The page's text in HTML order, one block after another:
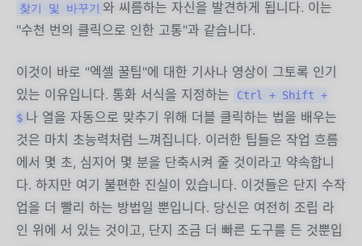
찾기 및 바꾸기 와 씨름하는 자신을 발견하게 됩니다. 이는
"수천 번의 클릭으로 인한 고통"과 같습니다.
이것이 바로 "엑셀 꿀팁"에 대한 기사나 영상이 그토록 인기
있는 이유입니다. 통화 서식을 지정하는
Ctrl + Shift +
$ 나 열을 자동으로 맞추기 위해 더블 클릭하는 법을 배우는
것은 마치 초능력처럼 느껴집니다. 이러한 팁들은 작업 흐름
에서 몇 초, 심지어 몇 분을 단축시켜 줄 것이라고 약속합니
다. 하지만 여기 불편한 진실이 있습니다. 이것들은 단지 수작
업을 더 빨리 하는 방법일 뿐입니다. 당신은 여전히 조립 라
인 위에 서 있는 것이고, 단지 조금 더 빠른 도구를 든 것뿐입